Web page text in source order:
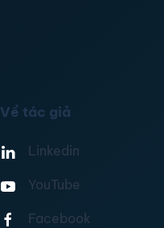
Về tác giả
Linkedin
YouTube
Facebook